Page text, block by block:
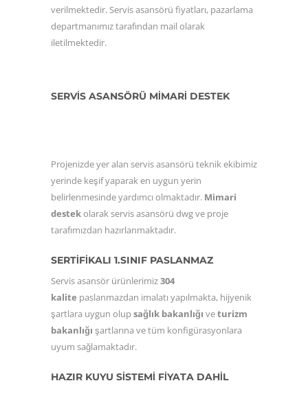
verilmektedir. Servis asansörü fiyatları, pazarlama
departmanımız tarafından mail olarak
iletilmektedir.
SERVİS ASANSÖRÜ MİMARİ DESTEK
Projenizde yer alan servis asansörü teknik ekibimiz
yerinde keşif yaparak en uygun yerin
belirlenmesinde yardımcı olmaktadır. Mimari
destekolarak servis asansörü dwg ve proje
tarafımızdan hazırlanmaktadır.
SERTİFİKALI 1.SINIF PASLANMAZ
Servis asansör ürünlerimiz304
kalite paslanmazdan imalatı yapılmakta, hijyenik
şartlara uygun olupsağlık bakanlığı veturizm
bakanlığı şartlarına ve tüm konfigürasyonlara
uyum sağlamaktadır.
HAZIR KUYU SİSTEMİ FİYATA DAHİL